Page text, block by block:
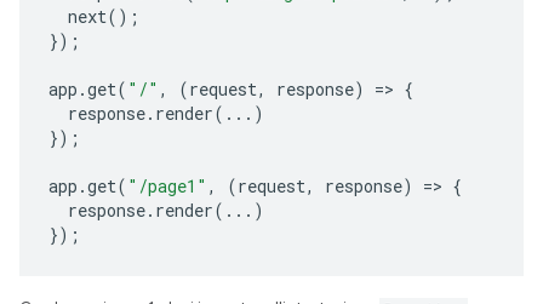
next();
});
app .get( "/" , (request, response) => {
response. render(...)
});
app .get( "/page1" , (request, response) => {
response. render(...)
});